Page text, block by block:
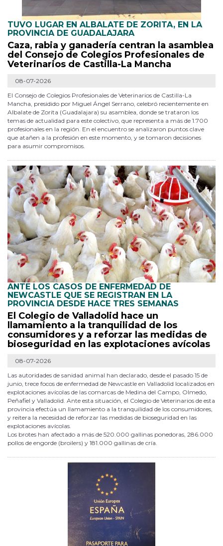
TUVO LUGAR EN ALBALATE DE ZORITA, EN LA
PROVINCIA DE GUADALAJARA
Caza, rabia y ganadería centran la asamblea
del Consejo de Colegios Profesionales de
Veterinarios de Castilla-La Mancha
08-07-2026
El Consejo de Colegios Profesionales de Veterinarios de Castilla-La
Mancha, presidido por Miguel Ángel Serrano, celebró recientemente en
Albalate de Zorita (Guadalajara) su asamblea, donde se trataron los
temas de actualidad para este colectivo, que representa a más de 1.700
profesionales en la región. En el encuentro se analizaron puntos clave
que atañen a la profesión en este momento, y se tomaron decisiones
para asumir compromisos.
ANTE LOS CASOS DE ENFERMEDAD DE
NEWCASTLE QUE SE REGISTRAN EN LA
PROVINCIA DESDE HACE TRES SEMANAS
El Colegio de Valladolid hace un
llamamiento a la tranquilidad de los
consumidores y a reforzar las medidas de
bioseguridad en las explotaciones avícolas
08-07-2026
Las autoridades de sanidad animal han declarado, desde el pasado 15 de
junio, trece focos de enfermedad de Newcastle en Valladolid localizados en
explotaciones avícolas de las comarcas de Medina del Campo, Olmedo,
Peñafiel y Valladolid. Ante esta situación, el Colegio de Veterinarios de esta
provincia efectúa un llamamiento a la tranquilidad de los consumidores,
y reitera la necesidad de reforzar las medidas de bioseguridad en las
explotaciones avícolas.
Los brotes han afectado a más de 520.000 gallinas ponedoras, 286.000
pollos de engorde (broilers) y 181.000 gallinas de cría.